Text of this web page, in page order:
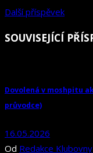
Další příspěvek
SOUVISEJÍCÍ
Dovolená v moshpitu
průvodce)
16.05.2026
Od Redakce Klubovny